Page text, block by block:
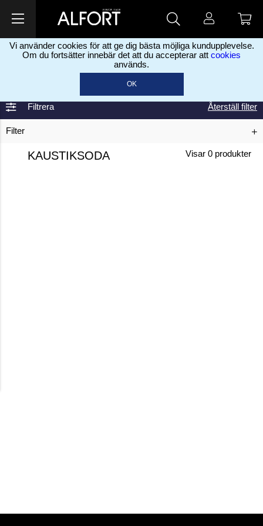
Vi använder cookies för att ge dig bästa möjliga kundupplevelse.
Om du fortsätter innebär det att du accepterar att cookies
används.
OK
Filtrera
Filter
Återställ filter
KAUSTIKSODA Visar 0 produkter